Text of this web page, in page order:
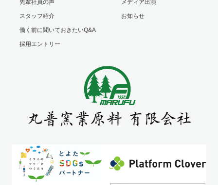
先輩社員の声
スタッフ紹介
働く前に聞いておきたいQ&A
採用エントリー
メディア出演
お知らせ